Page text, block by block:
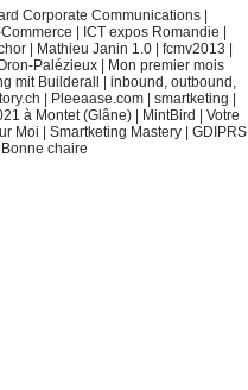
Corporate Communications
Commerce ICT expos Romandie
Mathieu Janin 1.0 fcmv2013
Palézieux
Mon premier mois
mit Builderall
inbound, outbound,
Pleeaase.com smartketing
à Montet (Glâne) MintBird
Votre
Moi Smartketing Mastery
GDIPRS
Bonne chaire